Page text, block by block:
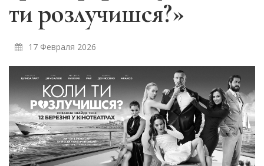
ти розлучишся?»
17 Февраля 2026